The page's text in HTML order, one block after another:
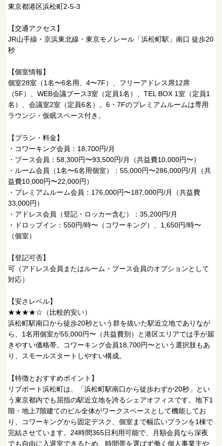
東京都港区浜松町2-5-3
【交通アクセス】
JR山手線・京浜東北線・東京モノレール「浜松町駅」南口 徒歩20
秒
【個室情報】
個室28室（1名〜6名用、4〜7F）、フリーアドレス席12席
（5F）、WEB会議ブース3室（定員1名）、TEL BOX 1室（定員1
名）、会議室2室（定員6名）。6・7Fのプレミアムルームは専用
ラウンジ・仮眠スペース付き。
【プラン・料金】
・コワーキング会員：18,700円/月
・ブース会員：58,300円〜93,500円/月（共益費10,000円〜）
・ルーム会員（1名〜6名用個室）：55,000円〜286,000円/月（共
益費10,000円〜22,000円）
・プレミアムルーム会員：176,000円〜187,000円/月（共益費
33,000円）
・アドレス会員（登記・ロッカー含む）：35,200円/月
・ドロップイン：550円/時〜（コワーキング）、1,650円/時〜
（個室）
【登記可否】
可（アドレス会員またはルーム・ブース会員のオプションとして
対応）
【安さレベル】
★★★★☆（比較的安い）
浜松町駅南口から徒歩20秒という群を抜いた駅近立地でありなが
ら、1名用個室が55,000円〜（共益費別）と港区エリアでは手が届
きやすい価格帯。コワーキング会員18,700円〜という選択肢もあ
り、スモールスタートしやすい構成。
【特徴とおすすめポイント】
リブポート浜松町は、「浜松町駅南口から徒歩わずか20秒」とい
う東京都内でも屈指の駅近立地を誇るシェアオフィスです。地下1
階・地上7階建てのビル全体がワークスペースとして機能してお
り、コワーキングから固定デスク、個室まで幅広いプランを1棟で
完結させています。24時間365日利用可能で、月額会員なら深夜
でも自由に入退室できるため、時間帯を選ばず働く個人事業主や